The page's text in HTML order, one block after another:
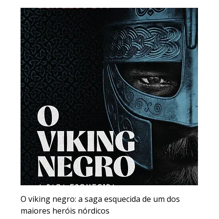
O viking negro: a saga esquecida de um dos
maiores heróis nórdicos